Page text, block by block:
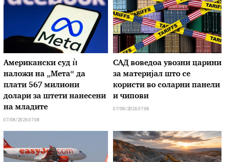
Американски суд ѝ
наложи на „Мета“ да
плати 567 милиони
долари за штети нанесени
на младите
07/08/2026 07:08
САД воведоа увозни царини
за материјал што се
користи во соларни панели
и чипови
07/08/2026 07:08